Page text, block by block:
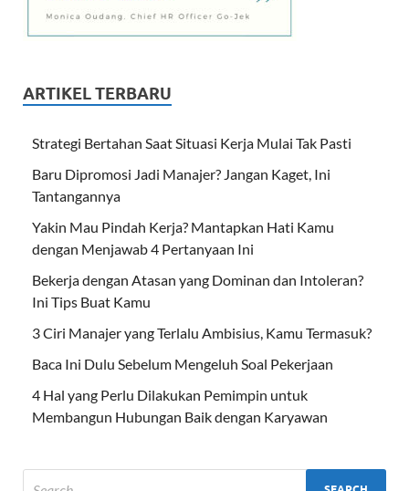
ARTIKEL TERBARU
Strategi Bertahan Saat Situasi Kerja Mulai Tak Pasti
Baru Dipromosi Jadi Manajer? Jangan Kaget, Ini
Tantangannya
Yakin Mau Pindah Kerja? Mantapkan Hati Kamu
dengan Menjawab 4 Pertanyaan Ini
Bekerja dengan Atasan yang Dominan dan Intoleran?
Ini Tips Buat Kamu
3 Ciri Manajer yang Terlalu Ambisius, Kamu Termasuk?
Baca Ini Dulu Sebelum Mengeluh Soal Pekerjaan
4 Hal yang Perlu Dilakukan Pemimpin untuk
Membangun Hubungan Baik dengan Karyawan